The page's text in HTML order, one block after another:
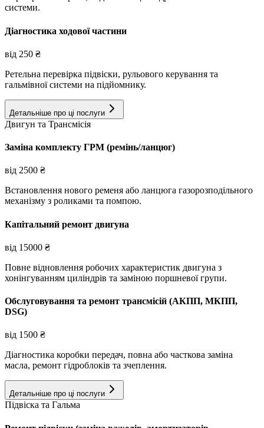
системи.
Діагностика ходової частини
від 250 ₴
Ретельна перевірка підвіски, рульового керування та
гальмівної системи на підйомнику.
Детальніше про ці послуги
Двигун та Трансмісія
Заміна комплекту ГРМ (ремінь/ланцюг)
від 2500 ₴
Встановлення нового ременя або ланцюга газорозподільного
механізму з роликами та помпою.
Капітальний ремонт двигуна
від 15000 ₴
Повне відновлення робочих характеристик двигуна з
хонінгуванням циліндрів та заміною поршневої групи.
Обслуговування та ремонт трансмісій (АКПП, МКПП,
DSG)
від 1500 ₴
Діагностика коробки передач, повна або часткова заміна
масла, ремонт гідроблоків та зчеплення.
Детальніше про ці послуги
Підвіска та Гальма